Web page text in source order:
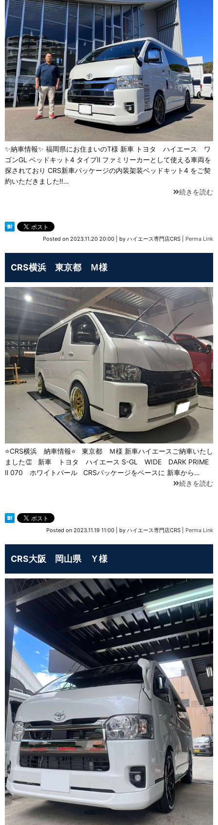
✨納車情報✨ 福岡県にお住まいのT様 新車 トヨタ ハイエース ワ
ゴンGL ベッドキット4 タイプⅡ ファミリーカーとして使える車両を
探されており CRS新車パッケージの内装架装ベッドキット4 をご契
約いただきました‼️…
続きを読む
Posted on 2023.11.20 20:00 by ハイエース専門店CRS Perma Link
CRS横浜 東京都 Ｍ様
⭐CRS横浜 納車情報⭐ 東京都 Ｍ様 新車ハイエースご納車いたし
ました👏 新車 トヨタ ハイエース S-GL WIDE DARK PRIME
Ⅱ 070 ホワイトパール CRSパッケージをベースに 新車から…
続きを読む
Posted on 2023.11.19 11:00 by ハイエース専門店CRS Perma Link
CRS大阪 岡山県 Ｙ様